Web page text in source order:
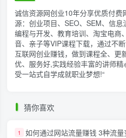
诚信资源网创业10年分享优质付费
源：创业项目、SEO、SEM、信息
编程与开发、教育培训、淘宝电商
音、亲子等VIP课程下载，通过不
互联网创业赚钱，做到课程全、更
优、服务好,实践经验丰富的讲师精
受一站式自学成就职业梦想!“
猜你喜欢
1 如何通过网站流量赚钱 3种流